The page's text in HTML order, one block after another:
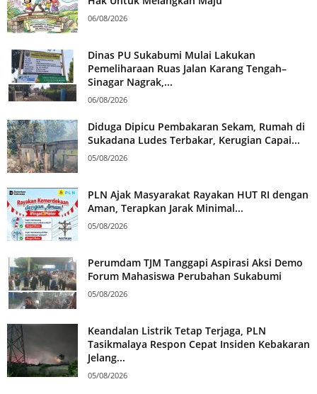
06/08/2026
Dinas PU Sukabumi Mulai Lakukan
Pemeliharaan Ruas Jalan Karang Tengah–
Sinagar Nagrak,...
06/08/2026
Diduga Dipicu Pembakaran Sekam, Rumah di
Sukadana Ludes Terbakar, Kerugian Capai...
05/08/2026
PLN Ajak Masyarakat Rayakan HUT RI dengan
Aman, Terapkan Jarak Minimal...
05/08/2026
Perumdam TJM Tanggapi Aspirasi Aksi Demo
Forum Mahasiswa Perubahan Sukabumi
05/08/2026
Keandalan Listrik Tetap Terjaga, PLN
Tasikmalaya Respon Cepat Insiden Kebakaran
Jelang...
05/08/2026